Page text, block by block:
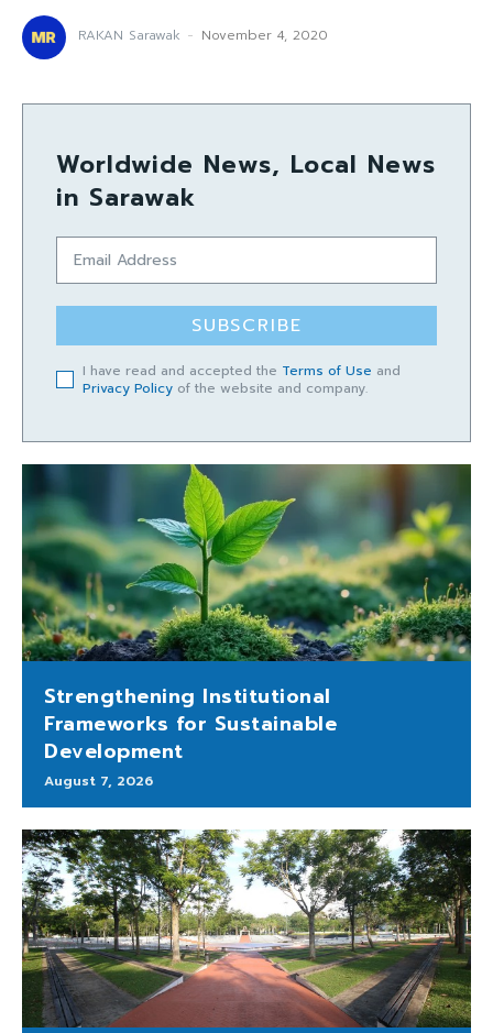
RAKAN Sarawak - November 4, 2020
Worldwide News, Local News
in Sarawak
SUBSCRIBE
I have read and accepted the Terms of Use and
Privacy Policy of the website and company.
Strengthening Institutional
Frameworks for Sustainable
Development
August 7, 2026